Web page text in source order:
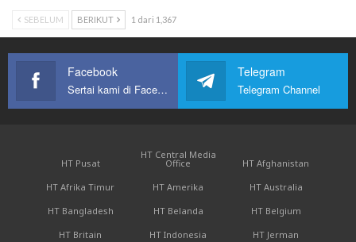
SEBELUM BERIKUT 1 dari 1,367
Facebook
Sertai kami di Facebook
Telegram
Telegram Channel
HT Pusat
HT Central Media
Office
HT Afghanistan
HT Afrika Timur
HT Amerika
HT Australia
HT Bangladesh
HT Belanda
HT Belgium
HT Britain
HT Indonesia
HT Jerman